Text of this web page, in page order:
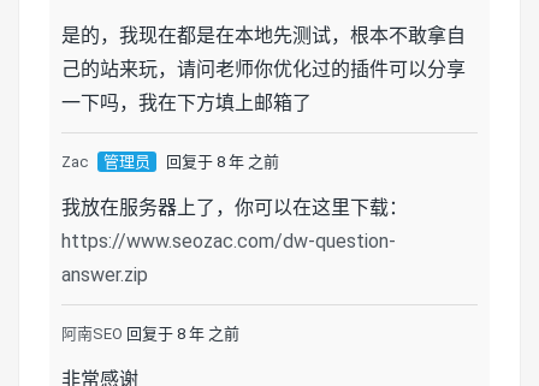
是的，我现在都是在本地先测试，根本不敢拿自
己的站来玩，请问老师你优化过的插件可以分享
一下吗，我在下方填上邮箱了
Zac 管理员 回复于 8 年 之前
我放在服务器上了，你可以在这里下载：
https://www.seozac.com/dw-question-
answer.zip
阿南SEO 回复于 8 年 之前
非常感谢